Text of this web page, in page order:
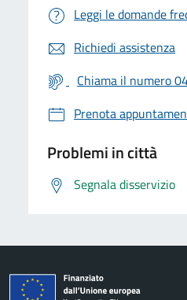
Leggi le domande
Richiedi assistenza
Chiama il numero
Prenota
Problemi in città
Segnala disservizio